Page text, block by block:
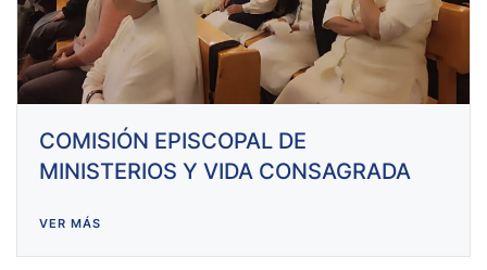
COMISIÓN EPISCOPAL DE
MINISTERIOS Y VIDA CONSAGRADA
VER MÁS